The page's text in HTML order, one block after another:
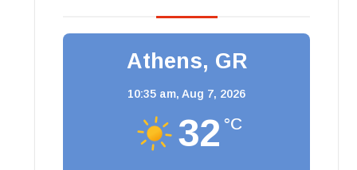
Athens, GR
10:35 am, Aug 7, 2026
32 °C